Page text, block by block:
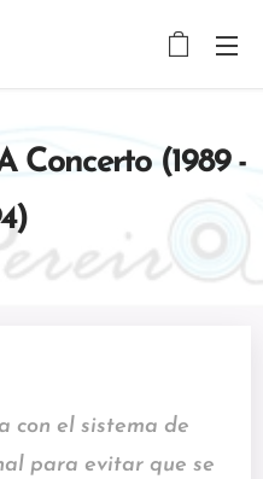
(1989 -
con el sistema de
para evitar que se